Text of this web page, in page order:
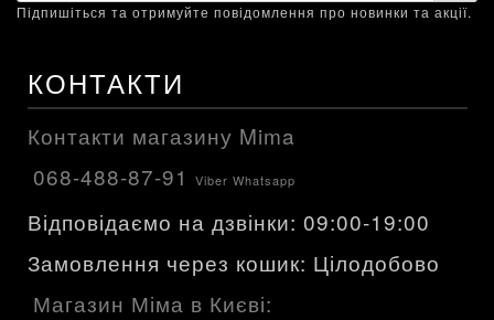
Підпишіться та отримуйте повідомлення про новинки та акції.
КОНТАКТИ
Контакти магазину Mima
068-488-87-91
Viber Whatsapp
Відповідаємо на дзвінки: 09:00-19:00
Замовлення через кошик: Цілодобово
Магазин Міма в Києві: